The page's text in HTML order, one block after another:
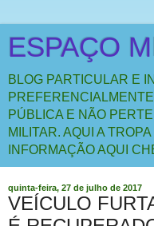
ESPAÇO
BLOG PARTICULAR E
PÚBLICA E NÃO
MILITAR. AQUI A
INFORMAÇÃO AQUI
quinta-feira, 27 de julho de 2017
VEÍCULO